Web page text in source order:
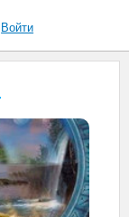
Войти